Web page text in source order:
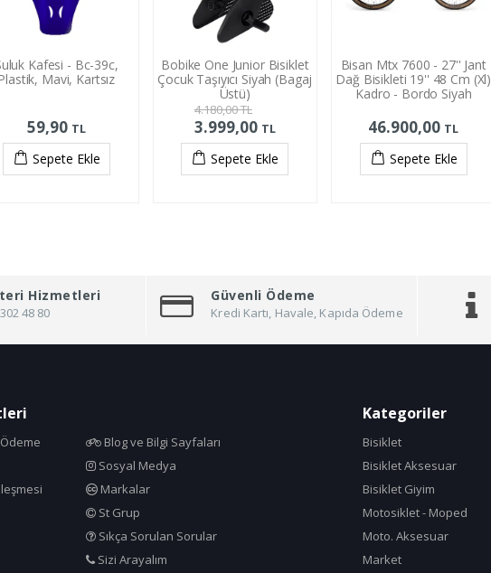
Kafesi - Bc-39c,
Mavi, Kartsız
59,90 TL
Sepete Ekle
Bobike One Junior Bisiklet
Çocuk Taşıyıcı Siyah (Bagaj
Üstü)
4.180,00TL
3.999,00 TL
Sepete Ekle
Bisan Mtx 7600 - 27'' Jant
Dağ Bisikleti 19'' 48 Cm (Xl)
Kadro - Bordo Siyah
46.900,00 TL
Sepete Ekle
Hizmetleri
48 80
Güvenli Ödeme
Kredi Kartı, Havale, Kapıda Ödeme
Blog ve Bilgi Sayfaları
Sosyal Medya
Markalar
St Grup
Sıkça Sorulan Sorular
Sizi Arayalım
Kategoriler
Bisiklet
Bisiklet Aksesuar
Bisiklet Giyim
Motosiklet - Moped
Moto. Aksesuar
Market